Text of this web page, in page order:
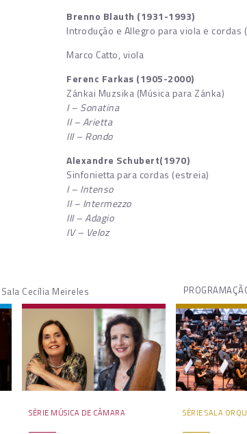
Brenno Blauth (1931-1993)
Introdução e Allegro para viola e cordas
Marco Catto, viola
Ferenc Farkas (1905-2000)
Zánkai Muzsika (Música para Zánka)
I – Sonatina
II – Arietta
III – Rondo
Alexandre Schubert(1970)
Sinfonietta para cordas (estreia)
I – Intenso
II – Intermezzo
III – Adagio
IV – Veloz
Sala Cecília Meireles
SÉRIE MÚSICA DE CÂMARA SÉRIE SALA